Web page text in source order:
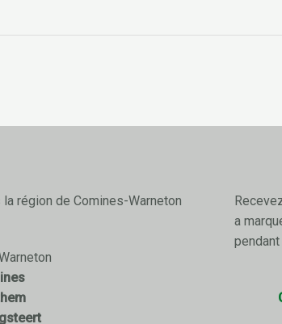
la région de Comines-Warneton
a